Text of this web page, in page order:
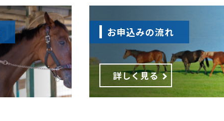
お申込みの流れ
詳しく見る